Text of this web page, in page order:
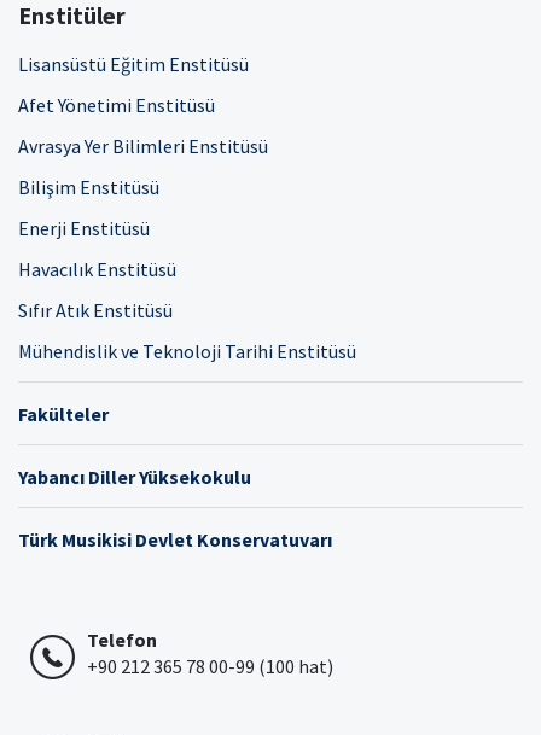
Enstitüler
Lisansüstü Eğitim Enstitüsü
Afet Yönetimi Enstitüsü
Avrasya Yer Bilimleri Enstitüsü
Bilişim Enstitüsü
Enerji Enstitüsü
Havacılık Enstitüsü
Sıfır Atık Enstitüsü
Mühendislik ve Teknoloji Tarihi Enstitüsü
Fakülteler
Yabancı Diller Yüksekokulu
Türk Musikisi Devlet Konservatuvarı
Telefon
+90 212 365 78 00-99 (100 hat)